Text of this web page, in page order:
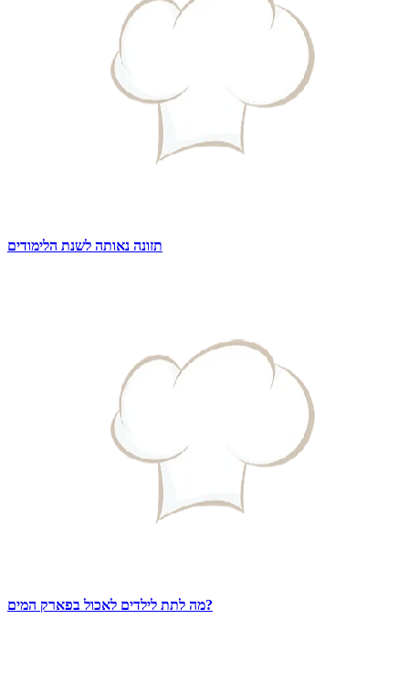
תזונה נאותה לשנת הלימודים
מה לתת לילדים לאכול בפארק המים?